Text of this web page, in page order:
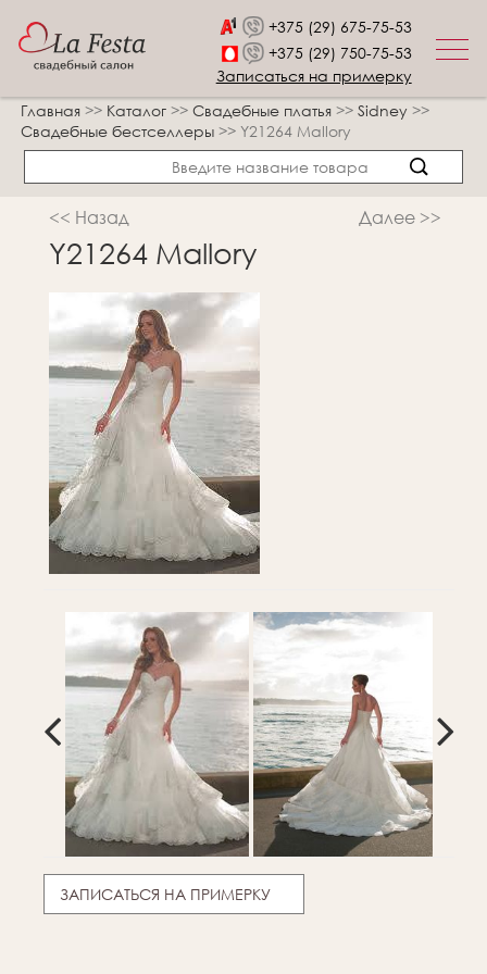
+375 (29) 675-75-53
+375 (29) 750-75-53
Записаться на примерку
Главная >> Каталог >> Свадебные платья >> Sidney >>
Свадебные бестселлеры >> Y21264 Mallory
<< Назад Далее >>
Y21264 Mallory
ЗАПИСАТЬСЯ НА ПРИМЕРКУ